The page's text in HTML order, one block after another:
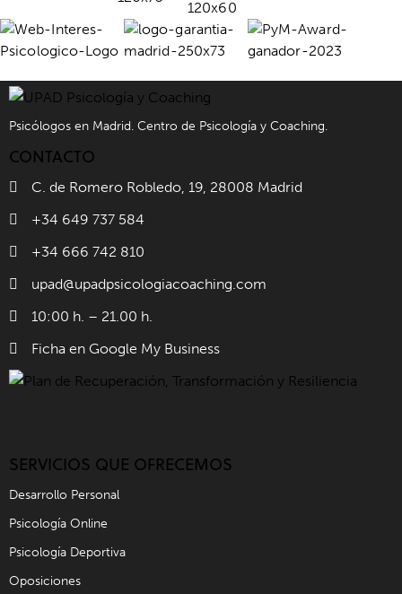
Psicólogos en Madrid. Centro de Psicología y Coaching.
CONTACTO
C. de Romero Robledo, 19, 28008 Madrid
+34 649 737 584
+34 666 742 810
upad@upadpsicologiacoaching.com
10:00 h. – 21.00 h.
Ficha en Google My Business
SERVICIOS QUE OFRECEMOS
Desarrollo Personal
Psicología Online
Psicología Deportiva
Oposiciones